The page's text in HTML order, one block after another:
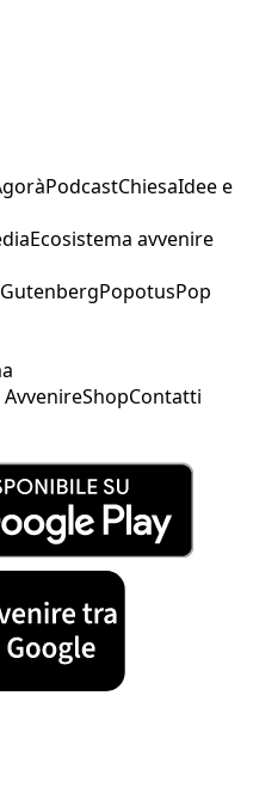
PodcastChiesaIdee e
Ecosistema avvenire
GutenbergPopotusPop
ShopContatti